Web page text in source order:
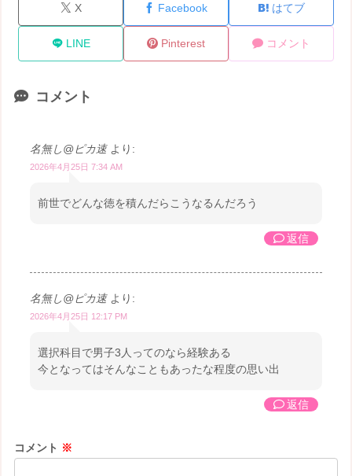
X Facebook はてブ
LINE Pinterest コメント
コメント
名無し@ピカ速 より:
2026年4月25日 7:34 AM
前世でどんな徳を積んだらこうなるんだろう
返信
名無し@ピカ速 より:
2026年4月25日 12:17 PM
選択科目で男子3人ってのなら経験ある
今となってはそんなこともあったな程度の思い出
返信
コメント ※